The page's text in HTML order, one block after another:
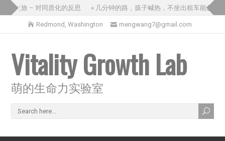
国之旅 – 对同质化的反思 » 几分钟的路，孩子喊热，不坐出租车能怎么办
Redmond, Washington mengwang7@gmail.com
Vitality Growth Lab
萌的生命力实验室